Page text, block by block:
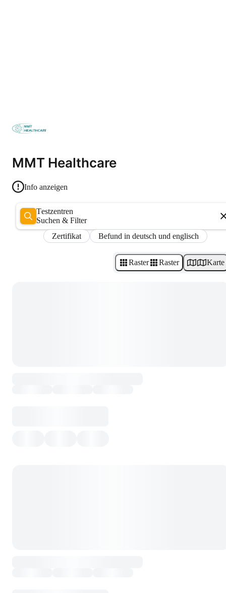
MMT Healthcare
Info anzeigen
Testzentren
Suchen & Filter
Zertifikat
Befund in deutsch und englisch
Raster Raster Karte